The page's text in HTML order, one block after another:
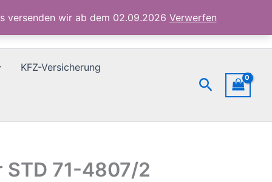
versenden wir ab dem 02.09.2026 Verwerfen
KFZ-Versicherung
Suchen
STD 71-4807/2
N54
71-